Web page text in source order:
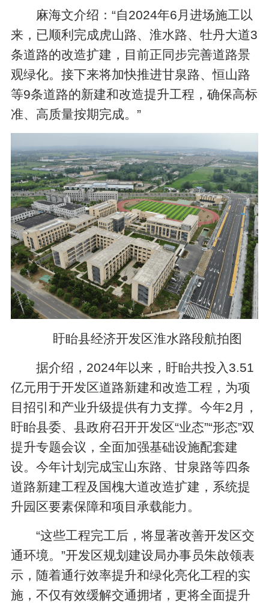
麻海文介绍：“自2024年6月进场施工以
来，已顺利完成虎山路、淮水路、牡丹大道3
条道路的改造扩建，目前正同步完善道路景
观绿化。接下来将加快推进甘泉路、恒山路
等9条道路的新建和改造提升工程，确保高标
准、高质量按期完成。”
盱眙县经济开发区淮水路段航拍图
据介绍，2024年以来，盱眙共投入3.51
亿元用于开发区道路新建和改造工程，为项
目招引和产业升级提供有力支撑。今年2月，
盱眙县委、县政府召开开发区“业态”“形态”双
提升专题会议，全面加强基础设施配套建
设。今年计划完成宝山东路、甘泉路等四条
道路新建工程及国槐大道改造扩建，系统提
升园区要素保障和项目承载能力。
“这些工程完工后，将显著改善开发区交
通环境。”开发区规划建设局办事员朱啟领表
示，随着通行效率提升和绿化亮化工程的实
施，不仅有效缓解交通拥堵，更将全面提升